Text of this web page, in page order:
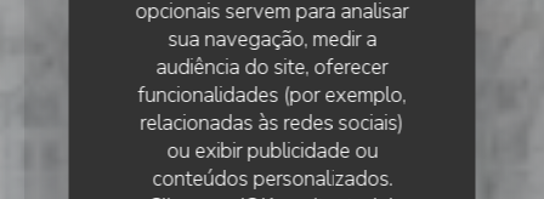
opcionais servem para analisar
sua navegação, medir a
audiência do site, oferecer
funcionalidades (por exemplo,
relacionadas às redes sociais)
ou exibir publicidade ou
conteúdos personalizados.
• PARIS